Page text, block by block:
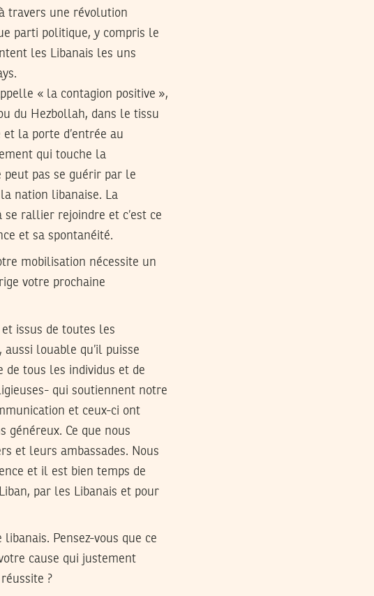
travers une révolution
parti politique, y compris le
les Libanais les uns
« la contagion positive »,
du Hezbollah, dans le tissu
la porte d’entrée au
qui touche la
pas se guérir par le
nation libanaise. La
rallier rejoindre et c’est ce
et sa spontanéité.
mobilisation nécessite un
votre prochaine
issus de toutes les
louable qu’il puisse
de tous les individus et de
qui soutiennent notre
et ceux-ci ont
généreux. Ce que nous
et leurs ambassades. Nous
et il est bien temps de
par les Libanais et pour
Pensez-vous que ce
cause qui justement
?